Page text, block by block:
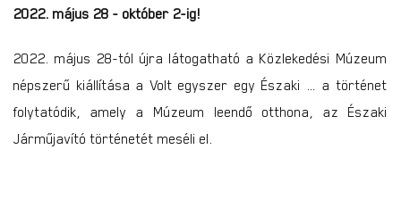
2022. május 28 - október 2-ig!
2022. május 28-tól újra látogatható a Közlekedési Múzeum
népszerű kiállítása a Volt egyszer egy Északi … a történet
folytatódik, amely a Múzeum leendő otthona, az Északi
Járműjavító történetét meséli el.